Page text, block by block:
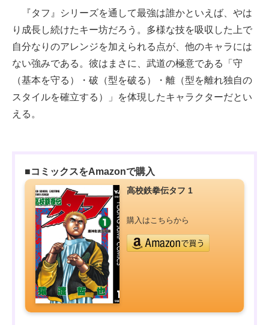
『タフ』シリーズを通して最強は誰かといえば、やは
り成長し続けたキー坊だろう。多様な技を吸収した上で
自分なりのアレンジを加えられる点が、他のキャラには
ない強みである。彼はまさに、武道の極意である「守
（基本を守る）・破（型を破る）・離（型を離れ独自の
スタイルを確立する）」を体現したキャラクターだとい
える。
■コミックスをAmazonで購入
高校鉄拳伝タフ 1
購入はこちらから